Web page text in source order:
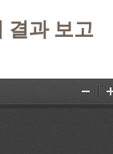
결과 보고